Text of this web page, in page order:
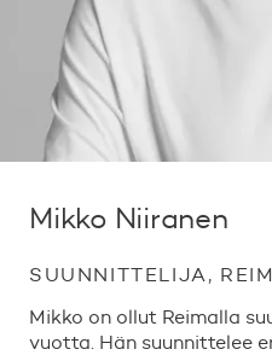
Mikko Niiranen
SUUNNITTELIJA,
Mikko on ollut Reimalla
vuotta. Hän suunnittelee